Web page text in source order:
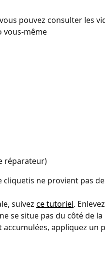
pouvez consulter les
vous-même
réparateur)
cliquetis ne provient pas
suivez ce tutoriel.
se situe pas du côté de la
appliquez un